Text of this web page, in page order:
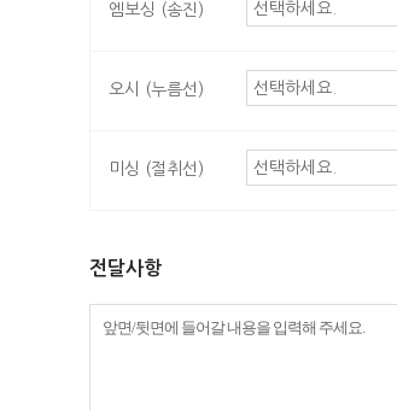
엠보싱 (송진)
오시 (누름선)
미싱 (절취선)
전달사항